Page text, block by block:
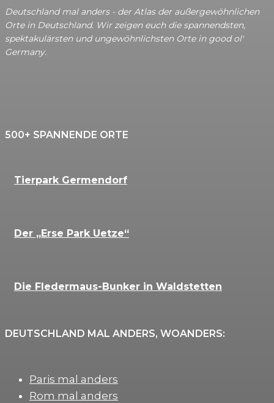
Deutschland mal anders - der Atlas der außergewöhnlichen
Orte in Deutschland. Wir zeigen euch die spannendsten,
spektakulärsten und ungewöhnlichsten Orte in good ol'
Germany.
500+ SPANNENDE ORTE
Tierpark Germendorf
Der „Erse Park Uetze“
Die Fledermaus-Bunker in Waldstetten
DEUTSCHLAND MAL ANDERS, WOANDERS:
Paris mal anders
Rom mal anders